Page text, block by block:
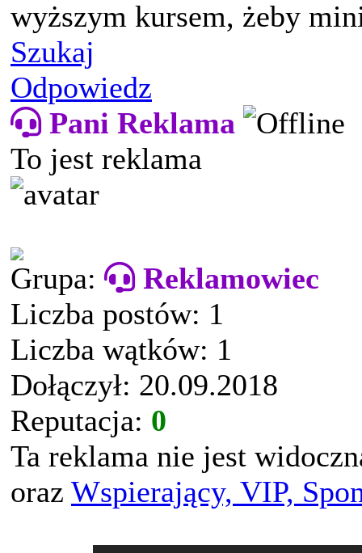
wyższym kursem, żeby
Szukaj
Odpowiedz
Pani Reklama
To jest reklama
Grupa:
Reklamowiec
Liczba postów: 1
Liczba wątków: 1
Dołączył: 20.09.2018
Reputacja: 0
Ta reklama nie jest
oraz Wspierający, VIP,